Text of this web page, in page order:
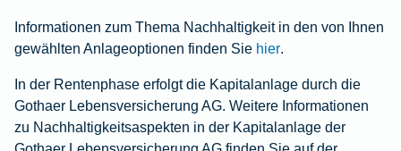
Informationen zum Thema Nachhaltigkeit in den von Ihnen
gewählten Anlageoptionen finden Sie hier.
In der Rentenphase erfolgt die Kapitalanlage durch die
Gothaer Lebensversicherung AG. Weitere Informationen
zu Nachhaltigkeitsaspekten in der Kapitalanlage der